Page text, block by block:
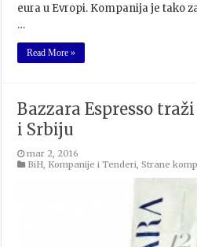
eura u Evropi. Kompanija je tako
…
Read More »
Bazzara Espresso
i Srbiju
mar 2, 2016
BiH Kompanije i Tenderi ,Strane